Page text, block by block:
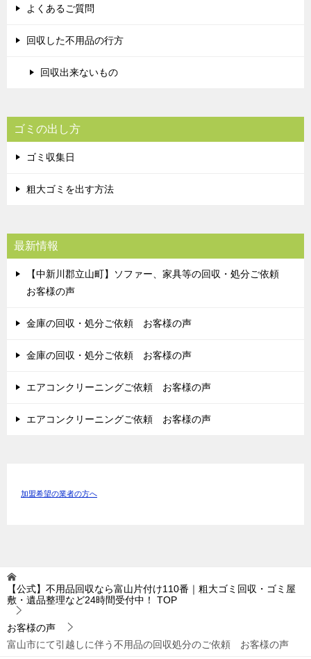
よくあるご質問
回収した不用品の行方
回収出来ないもの
ゴミの出し方
ゴミ収集日
粗大ゴミを出す方法
最新情報
【中新川郡立山町】ソファー、家具等の回収・処分ご依頼
お客様の声
金庫の回収・処分ご依頼 お客様の声
金庫の回収・処分ご依頼 お客様の声
エアコンクリーニングご依頼 お客様の声
エアコンクリーニングご依頼 お客様の声
加盟希望の業者の方へ
【公式】不用品回収なら富山片付け110番｜粗大ゴミ回収・ゴミ屋
敷・遺品整理など24時間受付中！
TOP
お客様の声
富山市にて引越しに伴う不用品の回収処分のご依頼 お客様の声